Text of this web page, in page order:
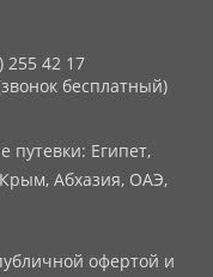
255 42 17
бесплатный)
путевки: Египет,
Абхазия, ОАЭ,
офертой и